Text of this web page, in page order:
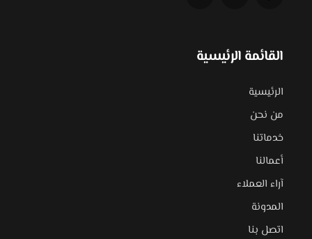
القائمة الرئيسية
الرئيسية
من نحن
خدماتنا
أعمالنا
آراء العملاء
المدونة
اتصل بنا